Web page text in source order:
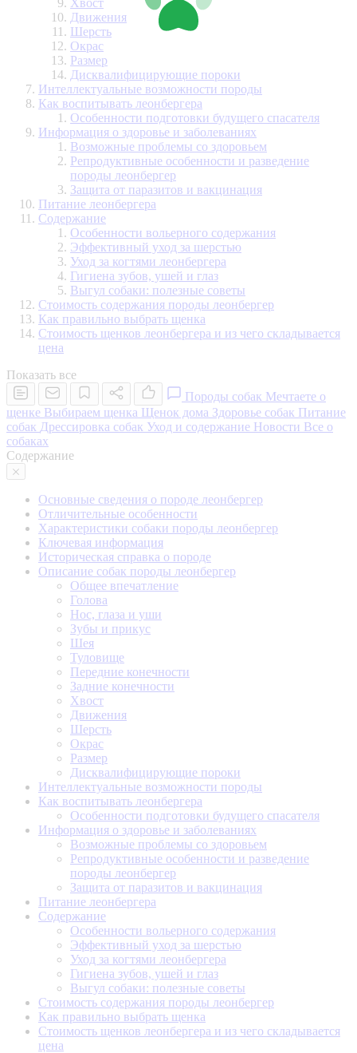
Движения
Шерсть
Окрас
Размер
Дисквалифицирующие пороки
Интеллектуальные возможности породы
Как воспитывать леонбергера
Особенности подготовки будущего спасателя
Информация о здоровье и заболеваниях
Возможные проблемы со здоровьем
Репродуктивные особенности и разведение
породы леонбергер
Защита от паразитов и вакцинация
Питание леонбергера
Содержание
Особенности вольерного содержания
Эффективный уход за шерстью
Уход за когтями леонбергера
Гигиена зубов, ушей и глаз
Выгул собаки: полезные советы
Стоимость содержания породы леонбергер
Как правильно выбрать щенка
Стоимость щенков леонбергера и из чего складывается
цена
Показать все
Породы собак Мечтаете о
щенке Выбираем щенка Щенок дома Здоровье собак Питание
собак Дрессировка собак Уход и содержание Новости Все о
собаках
Содержание
Основные сведения о породе леонбергер
Отличительные особенности
Характеристики собаки породы леонбергер
Ключевая информация
Историческая справка о породе
Описание собак породы леонбергер
Общее впечатление
Голова
Нос, глаза и уши
Зубы и прикус
Шея
Туловище
Передние конечности
Задние конечности
Хвост
Движения
Шерсть
Окрас
Размер
Дисквалифицирующие пороки
Интеллектуальные возможности породы
Как воспитывать леонбергера
Особенности подготовки будущего спасателя
Информация о здоровье и заболеваниях
Возможные проблемы со здоровьем
Репродуктивные особенности и разведение
породы леонбергер
Защита от паразитов и вакцинация
Питание леонбергера
Содержание
Особенности вольерного содержания
Эффективный уход за шерстью
Уход за когтями леонбергера
Гигиена зубов, ушей и глаз
Выгул собаки: полезные советы
Стоимость содержания породы леонбергер
Как правильно выбрать щенка
Стоимость щенков леонбергера и из чего складывается
цена